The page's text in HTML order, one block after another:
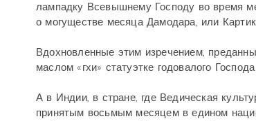
лампадку Всевышнему Господу во время
о могуществе месяца Дамодара, или
Вдохновленные этим изречением,
маслом «гхи» статуэтке годовалого
А в Индии, в стране, где Ведическая
принятым восьмым месяцем в едином